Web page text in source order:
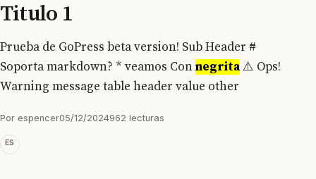
Titulo 1
Prueba de GoPress beta version! Sub Header #
Soporta markdown? * veamos Connegrita⚠️ Ops!
Warning message table header value other
Por espencer05/12/2024962 lecturas
ES